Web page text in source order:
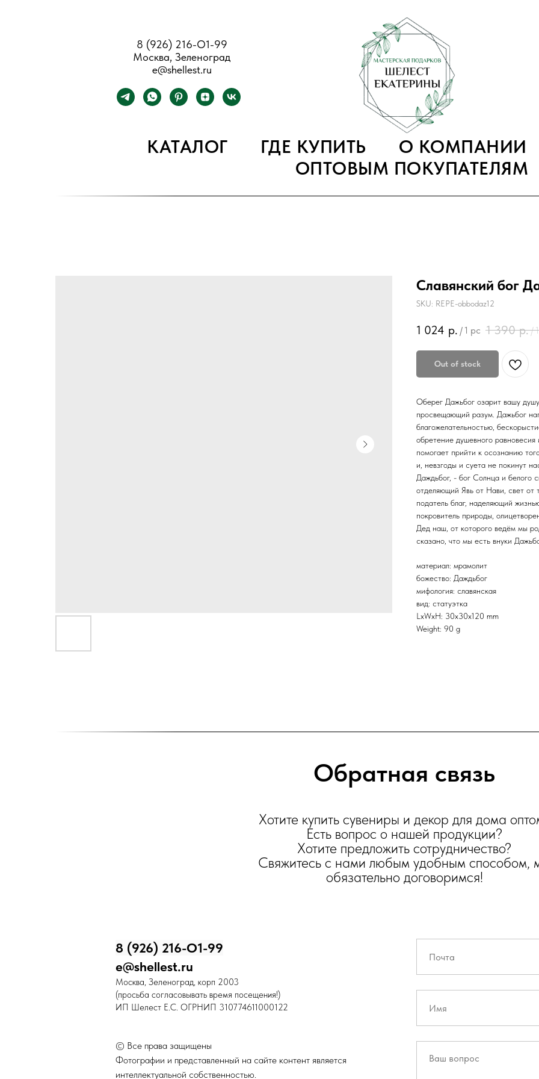
8 (926) 216-О1-99
Москва, Зеленоград
e@shellest.ru
КАТАЛОГ ГДЕ КУПИТЬ О КОМПАНИИ
ОПТОВЫМ ПОКУПАТЕЛЯМ
Славянский бог
SKU: REPE-obbodaz12
1 024 р. / 1 pc 1 390 р./
Out of stock
Оберег Дажьбог озарит вашу
просвещающий разум. Дажьбог
благожелательностью,
обретение душевного равновесия
помогает прийти к осознанию
и, невзгоды и суета не покинут
Даждьбог, - бог Солнца и белого
отделяющий Явь от Нави, свет от
податель благ, наделяющий
покровитель природы,
Дед наш, от которого ведём мы
сказано, что мы есть внуки
материал: мрамолит
божество: Даждьбог
мифология: славянская
вид: статуэтка
LxWxH: 30x30x120 mm
Weight: 90 g
Обратная связь
Хотите купить сувениры и декор для дома
Есть вопрос о нашей продукции?
Хотите предложить сотрудничество?
Свяжитесь с нами любым удобным способом,
обязательно договоримся!
8 (926) 216-О1-99
e@shellest.ru
Москва, Зеленоград, корп 2003
(просьба согласовывать время посещения!)
ИП Шелест Е.С. ОГРНИП 310774611000122
© Все права защищены
Фотографии и представленный на сайте контент является
интеллектуальной собственностью.